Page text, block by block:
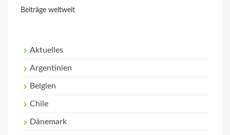
Beiträge weltweit
Aktuelles
Argentinien
Belgien
Chile
Dänemark